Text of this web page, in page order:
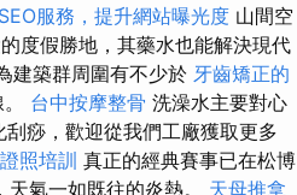
服務，提升網站曝光度 山間空
度假勝地，其藥水也能解決現代
建築群周圍有不少於 牙齒矯正的
台中按摩整骨 洗澡水主要對心
痧，歡迎從我們工廠獲取更多
照培訓 真正的經典賽事已在松博
天氣一如既往的炎熱。 天母推拿